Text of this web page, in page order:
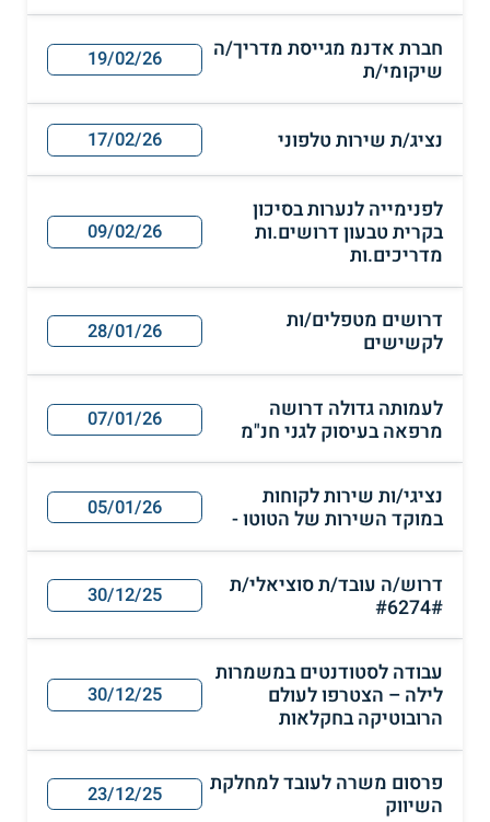
חברת אדנמ מגייסת מדריך/ה
שיקומי/ת
19/02/26
נציג/ת שירות טלפוני 17/02/26
לפנימייה לנערות בסיכון
בקרית טבעון דרושים.ות
מדריכים.ות
09/02/26
דרושים מטפלים/ות
לקשישים
28/01/26
לעמותה גדולה דרושה
מרפאה בעיסוק לגני חנ"מ
07/01/26
נציגי/ות שירות לקוחות
במוקד השירות של הטוטו -
05/01/26
דרוש/ה עובד/ת סוציאלי/ת
#6274#
30/12/25
עבודה לסטודנטים במשמרות
לילה – הצטרפו לעולם
הרובוטיקה בחקלאות
30/12/25
פרסום משרה לעובד למחלקת
השיווק
23/12/25